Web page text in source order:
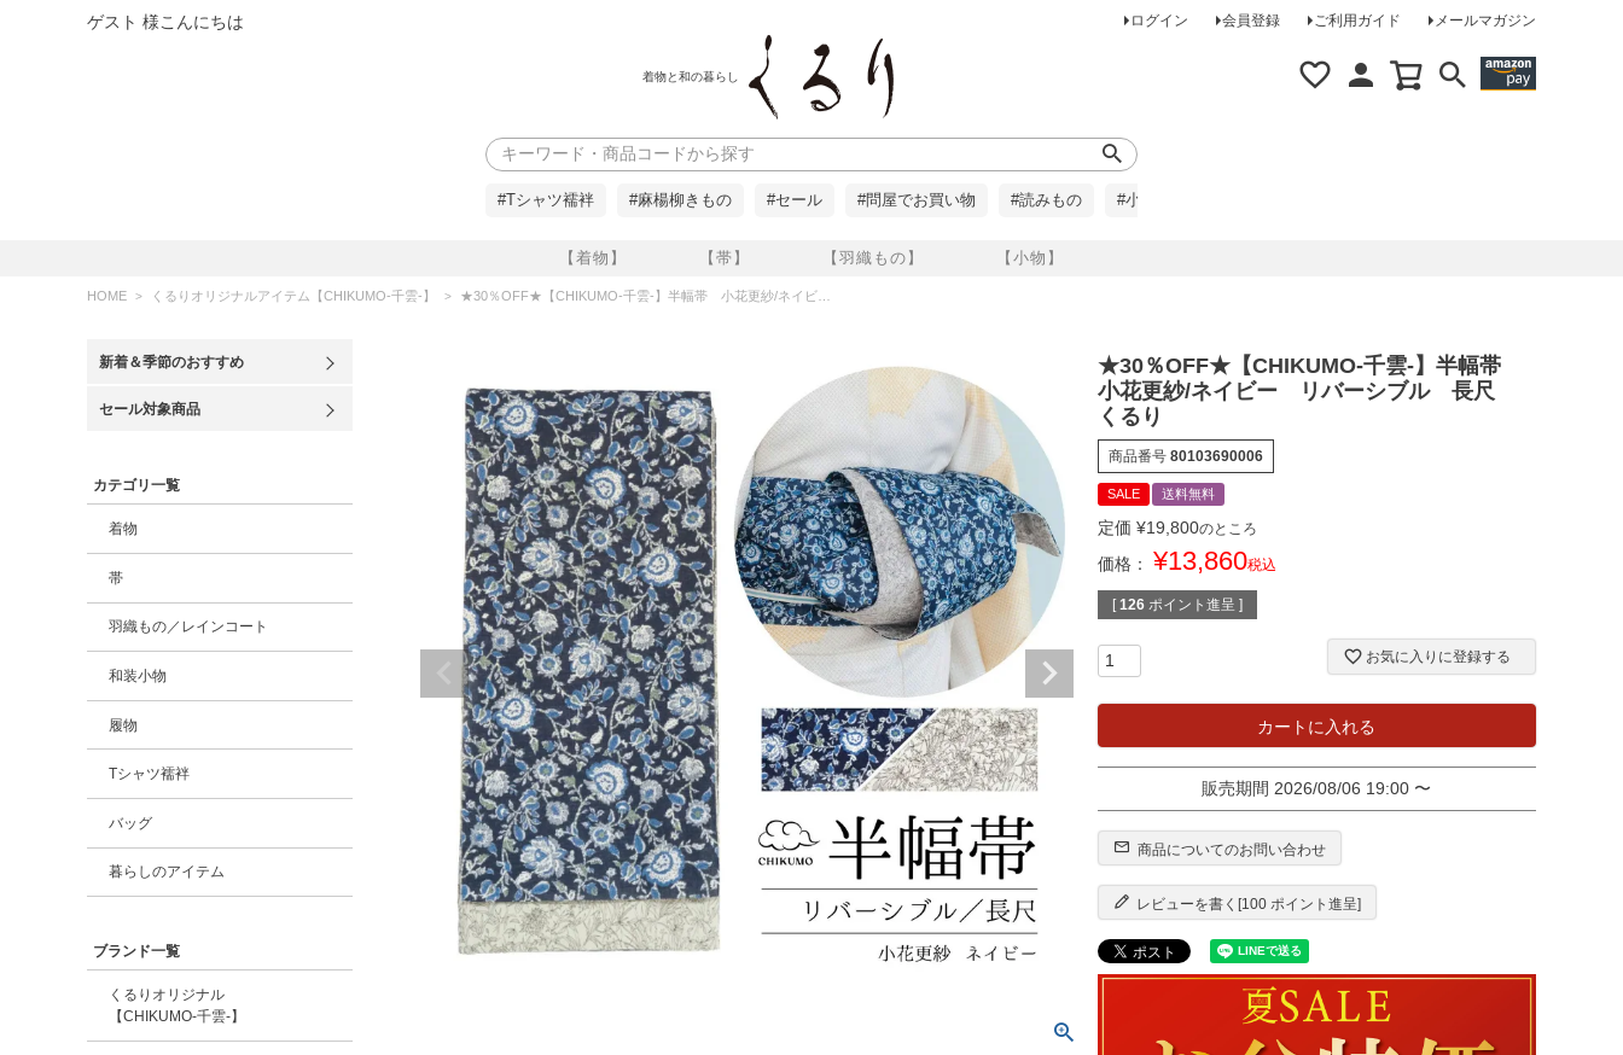
ゲスト 様こんにちは ログイン 会員登録 ご利用ガイド メールマガジン
着物と和の暮らし
【着物】 【帯】 【羽織もの】 【小物】
検索
#Tシャツ襦袢 #麻楊柳きもの #セール #問屋でお買い物 #読みもの #小柄な方に
HOME くるりオリジナルアイテム【CHIKUMO-千雲-】 ★30％OFF★【CHIKUMO-千雲-】半幅帯 小花更紗/ネイビー リバーシブル 長尺 くるり
新着＆季節のおすすめ
セール対象商品
カテゴリ一覧
着物
帯
羽織もの／レインコート
和装小物
履物
Tシャツ襦袢
バッグ
暮らしのアイテム
ブランド一覧
くるりオリジナル
【CHIKUMO-千雲-】
★30％OFF★【CHIKUMO-千雲-】半幅帯
小花更紗/ネイビー リバーシブル 長尺
くるり
商品番号 80103690006
SALE 送料無料
定価 ¥19,800のところ
価格： ¥13,860税込
[ 126 ポイント進呈 ]
お気に入りに登録する
カートに入れる
販売期間 2026/08/06 19:00 〜
商品についてのお問い合わせ
レビューを書く[100 ポイント進呈]